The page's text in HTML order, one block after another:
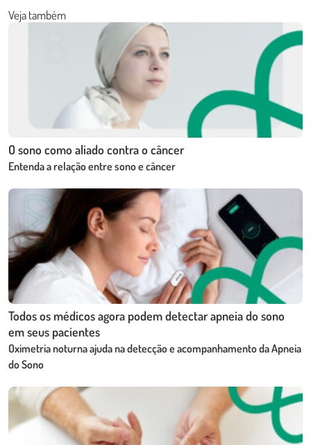
Veja também
O sono como aliado contra o câncer
Entenda a relação entre sono e câncer
Todos os médicos agora podem detectar apneia do sono
em seus pacientes
Oximetria noturna ajuda na detecção e acompanhamento da Apneia
do Sono